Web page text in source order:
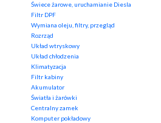
Świece żarowe, uruchamianie Diesla
Filtr DPF
Wymiana oleju, filtry, przegląd
Rozrząd
Układ wtryskowy
Układ chłodzenia
Klimatyzacja
Filtr kabiny
Akumulator
Światła i żarówki
Centralny zamek
Komputer pokładowy